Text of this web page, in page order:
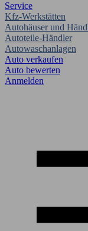
Service
Kfz-Werkstätten
Autohäuser und
Autoteile-Händler
Autowaschanlagen
Auto verkaufen
Auto bewerten
Anmelden